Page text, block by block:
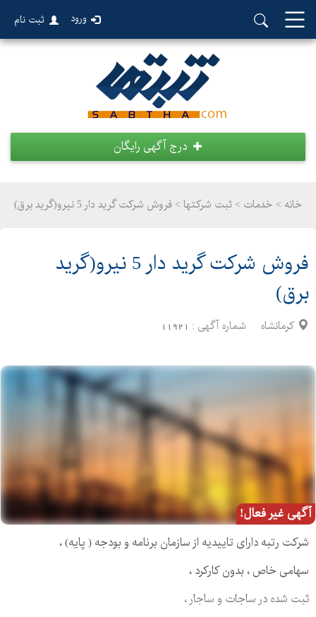
ورود ثبت نام
درج آگهی رایگان
خانه > خدمات > ثبت شرکتها > فروش شرکت گرید دار 5 نیرو(گرید برق)
فروش شرکت گرید دار 5 نیرو(گرید
برق)
کرمانشاه شماره آگهی : 11921
آگهی غیر فعال!
شرکت رتبه دارای تاییدیه از سازمان برنامه و بودجه ( پایه) ،
سهامی خاص ، بدون کارکرد ،
ثبت شده در ساجات و ساجار ،